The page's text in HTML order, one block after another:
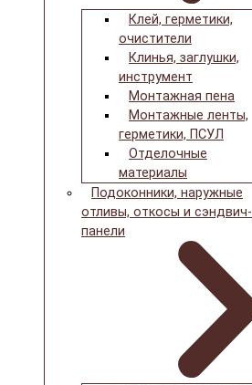
Клей, герметики,
очистители
Клинья, заглушки,
инструмент
Монтажная пена
Монтажные ленты,
герметики, ПСУЛ
Отделочные
материалы
Подоконники, наружные
отливы, откосы и сэндвич-
панели